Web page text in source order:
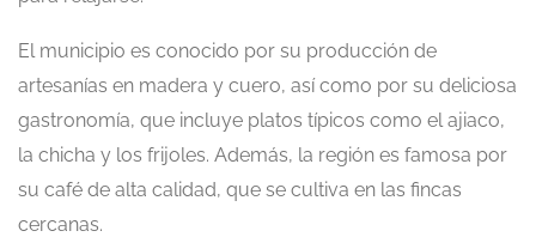
El municipio es conocido por su producción de
artesanías en madera y cuero, así como por su deliciosa
gastronomía, que incluye platos típicos como el ajiaco,
la chicha y los frijoles. Además, la región es famosa por
su café de alta calidad, que se cultiva en las fincas
cercanas.